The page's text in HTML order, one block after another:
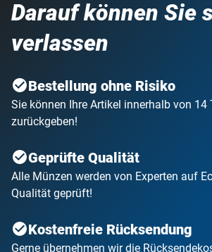
Darauf können Sie
verlassen
Bestellung ohne Risiko
Sie können Ihre Artikel innerhalb von 14
zurückgeben!
Geprüfte Qualität
Alle Münzen werden von Experten auf
Qualität geprüft!
Kostenfreie Rücksendung
Gerne übernehmen wir die